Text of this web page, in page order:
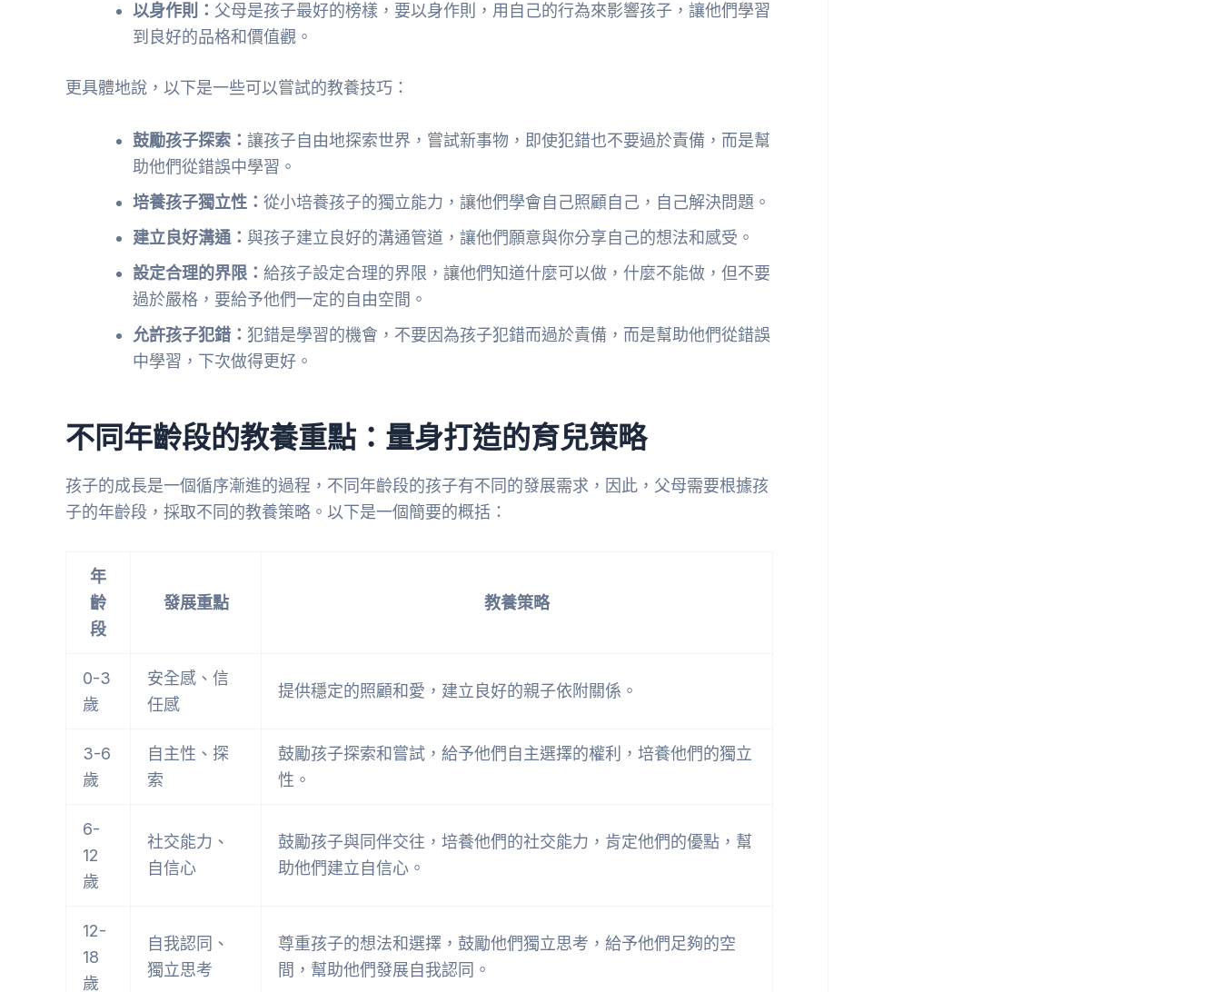
以身作則： 父母是孩子最好的榜樣，要以身作則，用自己的行為來影響孩子，讓他們學習
到良好的品格和價值觀。
更具體地說，以下是一些可以嘗試的教養技巧：
鼓勵孩子探索： 讓孩子自由地探索世界，嘗試新事物，即使犯錯也不要過於責備，而是幫
助他們從錯誤中學習。
培養孩子獨立性： 從小培養孩子的獨立能力，讓他們學會自己照顧自己，自己解決問題。
建立良好溝通： 與孩子建立良好的溝通管道，讓他們願意與你分享自己的想法和感受。
設定合理的界限： 給孩子設定合理的界限，讓他們知道什麼可以做，什麼不能做，但不要
過於嚴格，要給予他們一定的自由空間。
允許孩子犯錯： 犯錯是學習的機會，不要因為孩子犯錯而過於責備，而是幫助他們從錯誤
中學習，下次做得更好。
不同年齡段的教養重點：量身打造的育兒策略
孩子的成長是一個循序漸進的過程，不同年齡段的孩子有不同的發展需求，因此，父母需要根據孩
子的年齡段，採取不同的教養策略。以下是一個簡要的概括：
年
齡
段
發展重點 教養策略
0-3
歲
安全感、信
任感
提供穩定的照顧和愛，建立良好的親子依附關係。
3-6
歲
自主性、探
索
鼓勵孩子探索和嘗試，給予他們自主選擇的權利，培養他們的獨立
性。
6-
12
歲
社交能力、
自信心
鼓勵孩子與同伴交往，培養他們的社交能力，肯定他們的優點，幫
助他們建立自信心。
12-
18
歲
自我認同、
獨立思考
尊重孩子的想法和選擇，鼓勵他們獨立思考，給予他們足夠的空
間，幫助他們發展自我認同。